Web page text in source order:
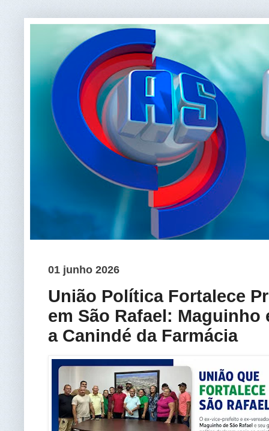
01 junho 2026
União Política Fortalece
em São Rafael:
a Canindé da Farmácia